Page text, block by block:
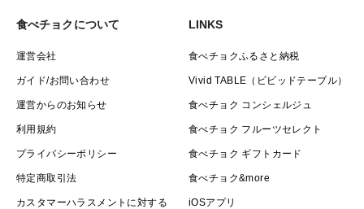
食べチョクについて
運営会社
ガイド/お問い合わせ
運営からのお知らせ
利用規約
プライバシーポリシー
特定商取引法
カスタマーハラスメントに対する
LINKS
食べチョクふるさと納税
Vivid TABLE（ビビッドテーブル）
食べチョク コンシェルジュ
食べチョク フルーツセレクト
食べチョク ギフトカード
食べチョク&more
iOSアプリ